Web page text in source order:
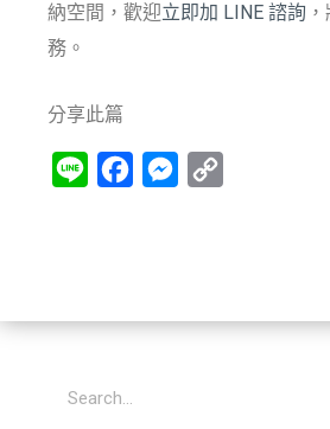
納空間，歡迎立即加 LINE 諮詢
務。
分享此篇
Line FacebookMessenger